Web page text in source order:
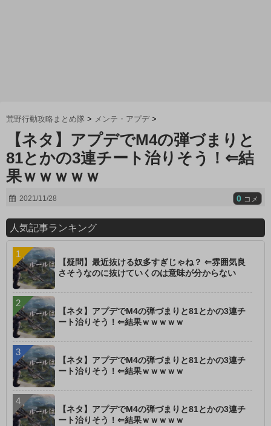
荒野行動攻略まとめ隊 > メンテ・アプデ >
【ネタ】アプデでM4の弾づまりと
81とかの3連チート治りそう！⇐結
果ｗｗｗｗｗ
2021/11/28 0 コメ
人気記事ランキング
【疑問】最近抜ける奴多すぎじゃね？ ⇐雰囲気良
さそうなのに抜けていくのは意味が分からない
【ネタ】アプデでM4の弾づまりと81とかの3連チ
ート治りそう！⇐結果ｗｗｗｗｗ
【ネタ】アプデでM4の弾づまりと81とかの3連チ
ート治りそう！⇐結果ｗｗｗｗｗ
【ネタ】アプデでM4の弾づまりと81とかの3連チ
ート治りそう！⇐結果ｗｗｗｗｗ